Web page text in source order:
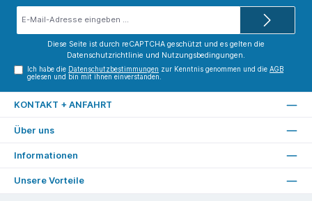
Diese Seite ist durch reCAPTCHA geschützt und es gelten die
Datenschutzrichtlinie und Nutzungsbedingungen
Ich habe die Datenschutzbestimmungen zur Kenntnis genommen und dieAGB
gelesen und bin mit ihnen einverstanden.
KONTAKT + ANFAHRT
Über uns
Informationen
Unsere Vorteile